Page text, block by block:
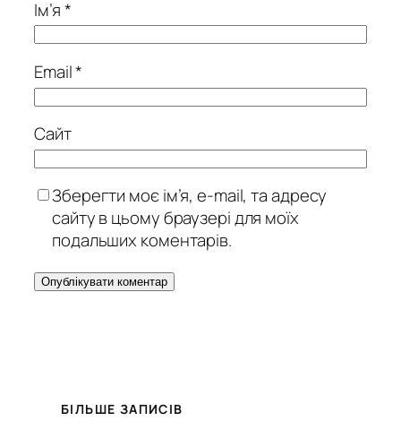
Ім’я*
Email*
Сайт
Зберегти моє ім’я, e-mail, та адресу
сайту в цьому браузері для моїх
подальших коментарів.
БІЛЬШЕ ЗАПИСІВ